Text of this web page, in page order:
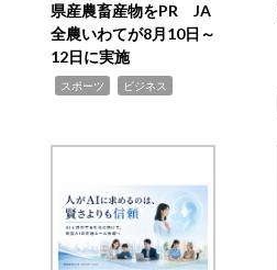
県産農畜産物をPR JA
全農いわてが8月10日～
12日に実施
スポーツ ビジネス